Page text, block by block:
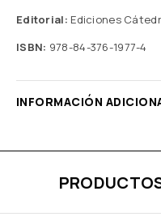
Editorial: Ediciones
ISBN: 978-84-376-1977-4
INFORMACIÓN